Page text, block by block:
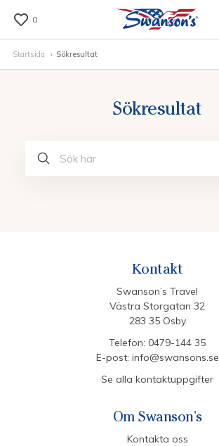
0
Startsida Sökresultat
Sökresultat
Kontakt
Swanson’s Travel
Västra Storgatan 32
283 35 Osby
Telefon: 0479-144 35
E-post: info@swansons.se
Se alla kontaktuppgifter
Om Swanson's
Kontakta oss